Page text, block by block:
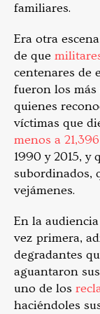
familiares.
Era otra
de que
centenares de
fueron los más
quienes
víctimas que
menos a
1990 y 2015, y
subordinados,
vejámenes.
En la
vez primera,
degradantes
aguantaron
uno de los
haciéndoles